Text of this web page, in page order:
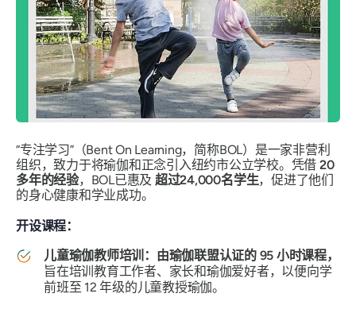
“专注学习”（Bent On Learning，简称BOL）是一家非营利
组织，致力于将瑜伽和正念引入纽约市公立学校。凭借20
多年的经验，BOL已惠及 超过24,000名学生，促进了他们
的身心健康和学业成功。
开设课程：
儿童瑜伽教师培训： 由瑜伽联盟认证的 95 小时课程，
旨在培训教育工作者、家长和瑜伽爱好者，以便向学
前班至 12 年级的儿童教授瑜伽。